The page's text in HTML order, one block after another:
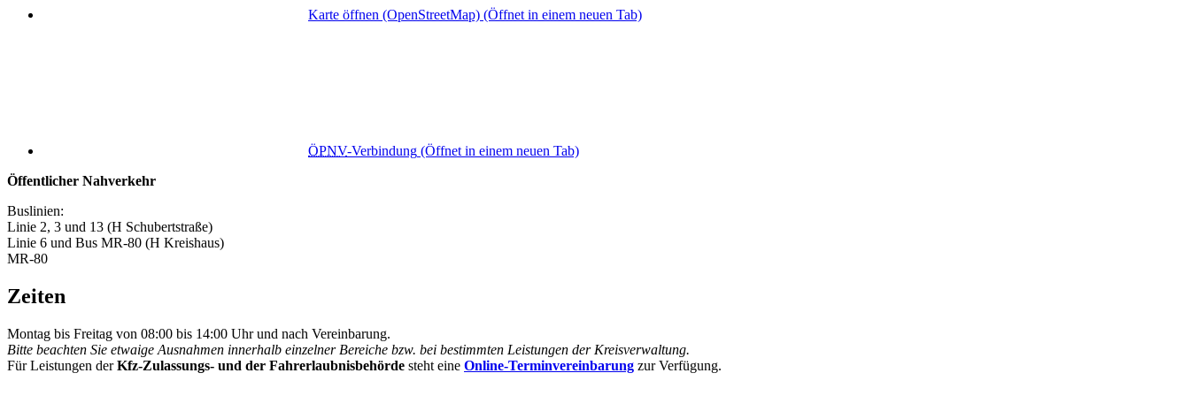
Karte öffnen (OpenStreetMap) (Öffnet in einem neuen Tab)
ÖPNV-Verbindung (Öffnet in einem neuen Tab)
Öffentlicher Nahverkehr
Buslinien:
Linie 2, 3 und 13 (H Schubertstraße)
Linie 6 und Bus MR-80 (H Kreishaus)
MR-80
Zeiten
Montag bis Freitag von 08:00 bis 14:00 Uhr und nach Vereinbarung.
Bitte beachten Sie etwaige Ausnahmen innerhalb einzelner Bereiche bzw. bei bestimmten Leistungen der Kreisverwaltung.
Für Leistungen derKfz-Zulassungs- und der Fahrerlaubnisbehörde steht eine Online-Terminvereinbarung zur Verfügung.